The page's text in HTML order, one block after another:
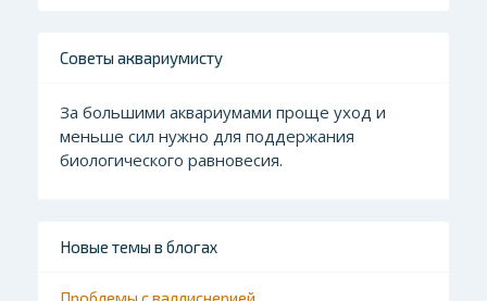
Советы аквариумисту
За большими аквариумами проще уход и
меньше сил нужно для поддержания
биологического равновесия.
Новые темы в блогах